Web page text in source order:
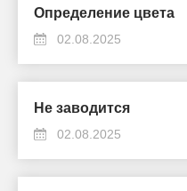
Определение цвета
02.08.2025
Не заводится
02.08.2025